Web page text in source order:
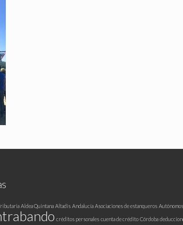
Aldea Quintana Altadis Andalucía Asociaciones de estanqueros Autónomos
créditos personales cuenta de crédito Córdoba